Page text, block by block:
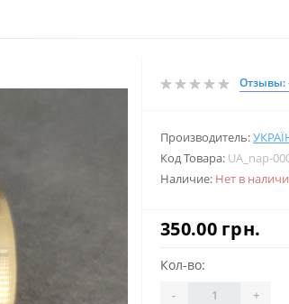
Отзывы:
Производитель:
Код Товара: UA_nap-
Наличие: Нет в
350.00 грн.
Кол-во:
- +